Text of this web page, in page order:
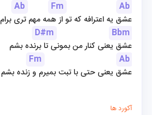
Ab Fm
Ab
عشق یه اعترافه که تو از همه مهم تری برام
D#m
Bbm
عشق یعنی کنار من بمونی تا برنده بشم
Fm
Ab
عشق یعنی حتی با تبت بمیرم و زنده بشم
آکورد ها